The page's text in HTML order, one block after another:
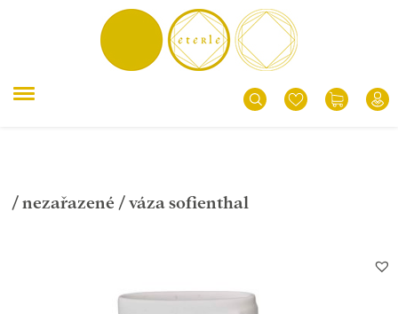
/ nezařazené / váza sofienthal